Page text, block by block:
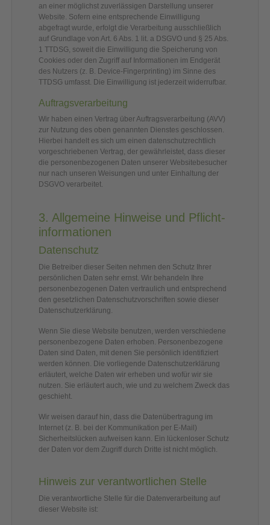
an einer möglichst zuverlässigen Darstellung unserer
Website. Sofern eine entsprechende Einwilligung
abgefragt wurde, erfolgt die Verarbeitung ausschließlich
auf Grundlage von Art. 6 Abs. 1 lit. a DSGVO und § 25 Abs.
1 TTDSG, soweit die Einwilligung die Speicherung von
Cookies oder den Zugriff auf Informationen im Endgerät
des Nutzers (z. B. Device-Fingerprinting) im Sinne des
TTDSG umfasst. Die Einwilligung ist jederzeit widerrufbar.
Auftragsverarbeitung
Wir haben einen Vertrag über Auftragsverarbeitung (AVV)
zur Nutzung des oben genannten Dienstes geschlossen.
Hierbei handelt es sich um einen datenschutzrechtlich
vorgeschriebenen Vertrag, der gewährleistet, dass dieser
die personenbezogenen Daten unserer Websitebesucher
nur nach unseren Weisungen und unter Einhaltung der
DSGVO verarbeitet.
3. Allgemeine Hinweise und Pflicht­
informationen
Datenschutz
Die Betreiber dieser Seiten nehmen den Schutz Ihrer
persönlichen Daten sehr ernst. Wir behandeln Ihre
personenbezogenen Daten vertraulich und entsprechend
den gesetzlichen Datenschutzvorschriften sowie dieser
Datenschutzerklärung.
Wenn Sie diese Website benutzen, werden verschiedene
personenbezogene Daten erhoben. Personenbezogene
Daten sind Daten, mit denen Sie persönlich identifiziert
werden können. Die vorliegende Datenschutzerklärung
erläutert, welche Daten wir erheben und wofür wir sie
nutzen. Sie erläutert auch, wie und zu welchem Zweck das
geschieht.
Wir weisen darauf hin, dass die Datenübertragung im
Internet (z. B. bei der Kommunikation per E-Mail)
Sicherheitslücken aufweisen kann. Ein lückenloser Schutz
der Daten vor dem Zugriff durch Dritte ist nicht möglich.
Hinweis zur verantwortlichen Stelle
Die verantwortliche Stelle für die Datenverarbeitung auf
dieser Website ist: